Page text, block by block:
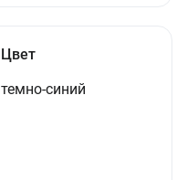
Цвет
темно-синий